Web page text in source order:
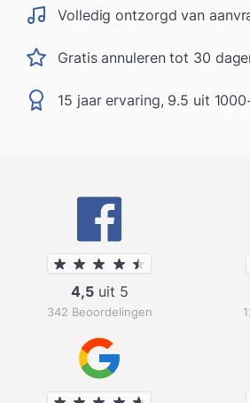
Volledig ontzorgd van
Gratis annuleren tot 30
15 jaar ervaring, 9.5 uit
4,5uit 5
342 Beoordelingen